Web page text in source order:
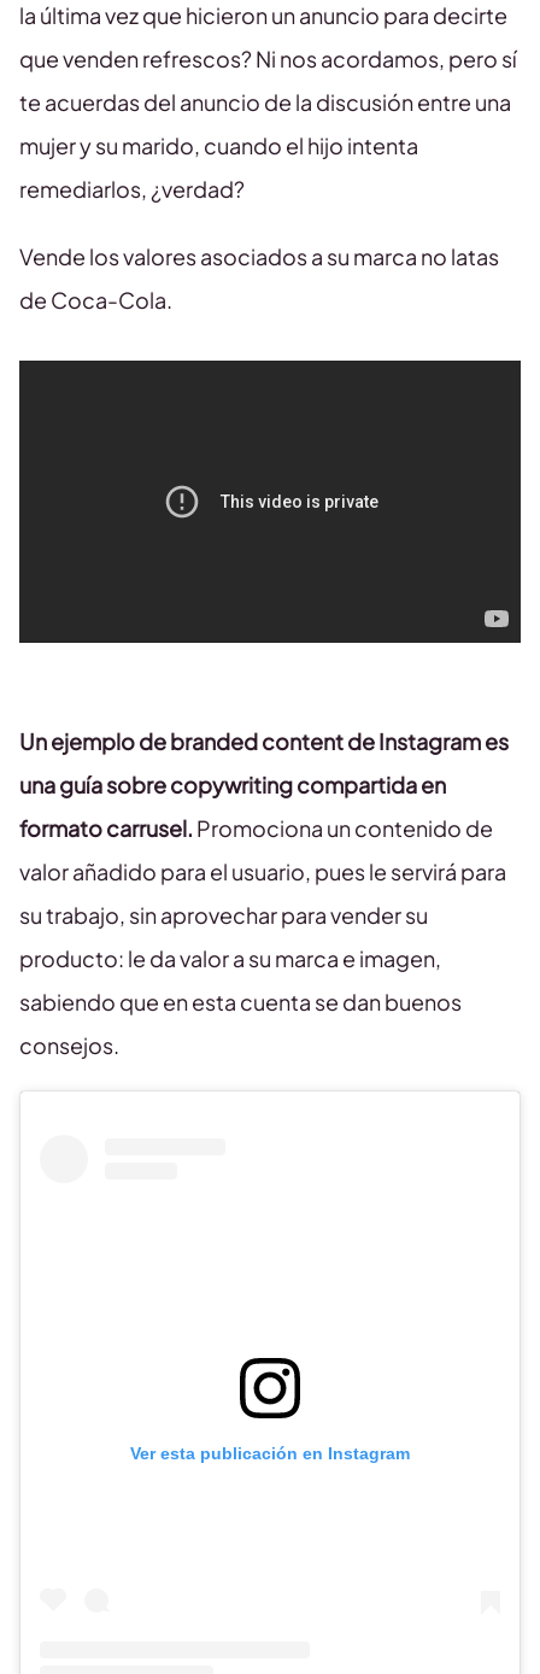
la última vez que hicieron un anuncio para decirte
que venden refrescos? Ni nos acordamos, pero sí
te acuerdas del anuncio de la discusión entre una
mujer y su marido, cuando el hijo intenta
remediarlos, ¿verdad?
Vende los valores asociados a su marca no latas
de Coca-Cola.
Un ejemplo de branded content de Instagram es
una guía sobre copywriting compartida en
formato carrusel. Promociona un contenido de
valor añadido para el usuario, pues le servirá para
su trabajo, sin aprovechar para vender su
producto: le da valor a su marca e imagen,
sabiendo que en esta cuenta se dan buenos
consejos.
Ver esta publicación en Instagram